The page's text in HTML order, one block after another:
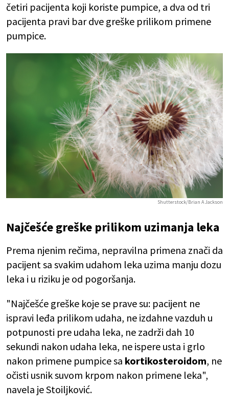
četiri pacijenta koji koriste pumpice, a dva od tri
pacijenta pravi bar dve greške prilikom primene
pumpice.
Shutterstock/Brian A Jackson
Najčešće greške prilikom uzimanja leka
Prema njenim rečima, nepravilna primena znači da
pacijent sa svakim udahom leka uzima manju dozu
leka i u riziku je od pogoršanja.
"Najčešće greške koje se prave su: pacijent ne
ispravi leđa prilikom udaha, ne izdahne vazduh u
potpunosti pre udaha leka, ne zadrži dah 10
sekundi nakon udaha leka, ne ispere usta i grlo
nakon primene pumpice sa kortikosteroidom, ne
očisti usnik suvom krpom nakon primene leka",
navela je Stoiljković.